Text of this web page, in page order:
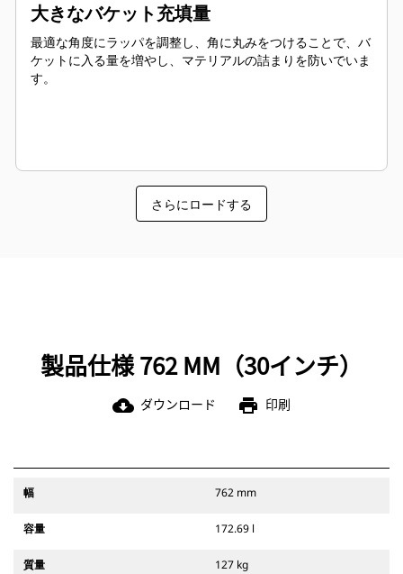
大きなバケット充填量
最適な角度にラッパを調整し、角に丸みをつけることで、バ
ケットに入る量を増やし、マテリアルの詰まりを防いでいま
す。
さらにロードする
製品仕様 762 MM（30インチ）
cloud_download ダウンロード print 印刷
幅 762 mm
容量 172.69 l
質量 127 kg